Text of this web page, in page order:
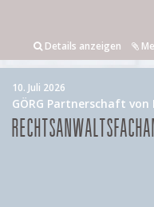
Details anzeigen
10. Juli 2026
GÖRG Partnerschaft